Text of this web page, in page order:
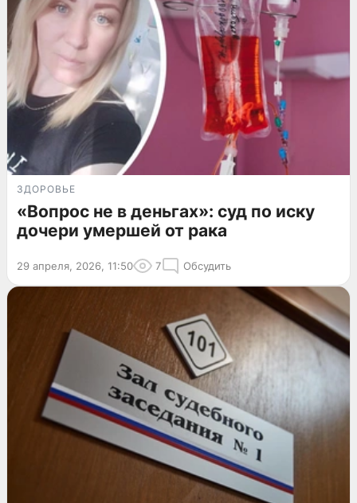
ЗДОРОВЬЕ
«Вопрос не в деньгах»: суд по иску
дочери умершей от рака
29 апреля, 2026, 11:50 7 Обсудить